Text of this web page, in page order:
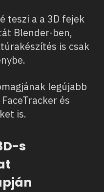
teszi a a 3D fejek
Blender-ben,
is csak
legújabb
és
is.
s